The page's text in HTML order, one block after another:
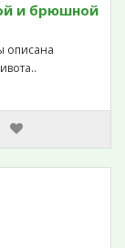
и брюшной
описана